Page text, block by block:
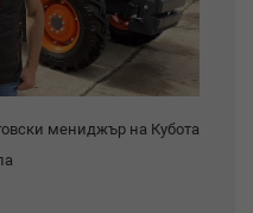
мениджър на Кубота